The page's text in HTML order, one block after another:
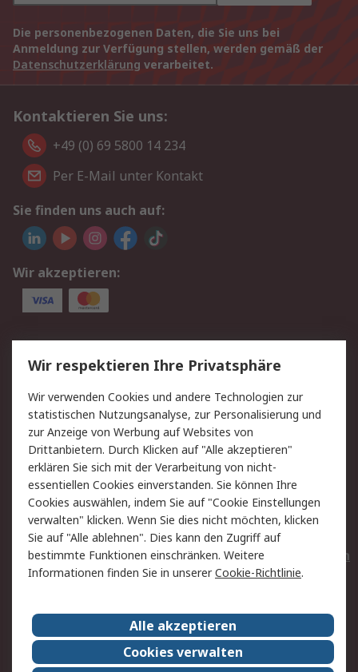
Die personenbezogenen Daten, die Sie uns bei
Anmeldung zur Verfügung stellen, werden gemäß der
Datenschutzerklärung verarbeitet.
Kontaktieren Sie uns:
+49 (0) 69 5800 14 234
Per E-Mail unter Kontakt
Sie finden uns auch auf:
Wir akzeptieren:
Service
Value Added Services
Lieferlösungen
Rücksendungen
Kontakt
Hilfe
Privatkunden
Rechtliches
AGB
Datenschutz
Cookie-Richtlinie
Zahlungsbedingungen
Copyright/Impressum
Entsorgung
Elektrogeräte/Batterien
RS weltweit
Karriere bei RS
Nachhaltigkeit
Wir respektieren Ihre Privatsphäre
Wir verwenden Cookies und andere Technologien zur
statistischen Nutzungsanalyse, zur Personalisierung und
zur Anzeige von Werbung auf Websites von
Drittanbietern. Durch Klicken auf "Alle akzeptieren"
erklären Sie sich mit der Verarbeitung von nicht-
essentiellen Cookies einverstanden. Sie können Ihre
Cookies auswählen, indem Sie auf "Cookie Einstellungen
verwalten" klicken. Wenn Sie dies nicht möchten, klicken
Sie auf "Alle ablehnen". Dies kann den Zugriff auf
bestimmte Funktionen einschränken. Weitere
Informationen finden Sie in unsererCookie-Richtlinie.
Alle akzeptieren
Cookies verwalten